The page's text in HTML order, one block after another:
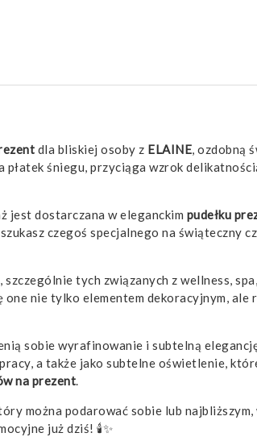
dla bliskiej osoby z ELAINE, ozdobną
śniegu, przyciąga wzrok
jest dostarczana w eleganckim pudełku
czegoś specjalnego na świąteczny
tych związanych z wellness,
nie tylko elementem dekoracyjnym, ale
sobie wyrafinowanie i subtelną
a także jako subtelne oświetlenie,
na prezent.
można podarować sobie lub
już dziś! 🕯️✨